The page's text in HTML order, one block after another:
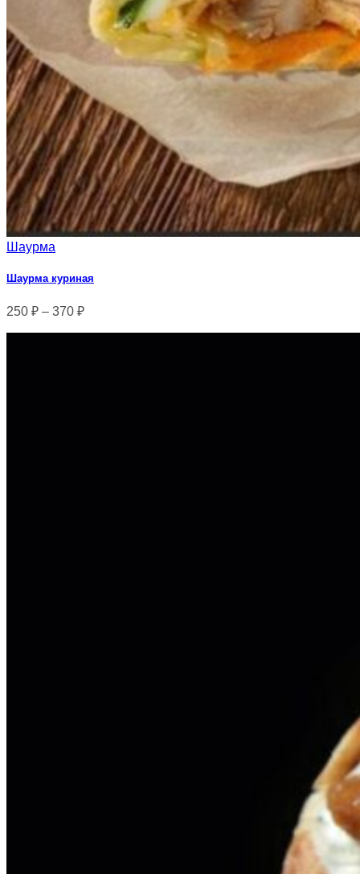
Шаурма
Шаурма куриная
250 ₽ – 370 ₽